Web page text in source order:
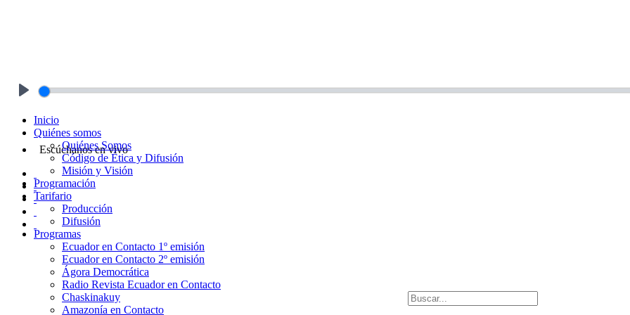
Escúchanos en vivo
Inicio
Quiénes somos
Quiénes Somos
Código de Ética y Difusión
Misión y Visión
Programación
Tarifario
Producción
Difusión
Programas
Ecuador en Contacto 1º emisión
Ecuador en Contacto 2º emisión
Ágora Democrática
Radio Revista Ecuador en Contacto
Chaskinakuy
Amazonía en Contacto